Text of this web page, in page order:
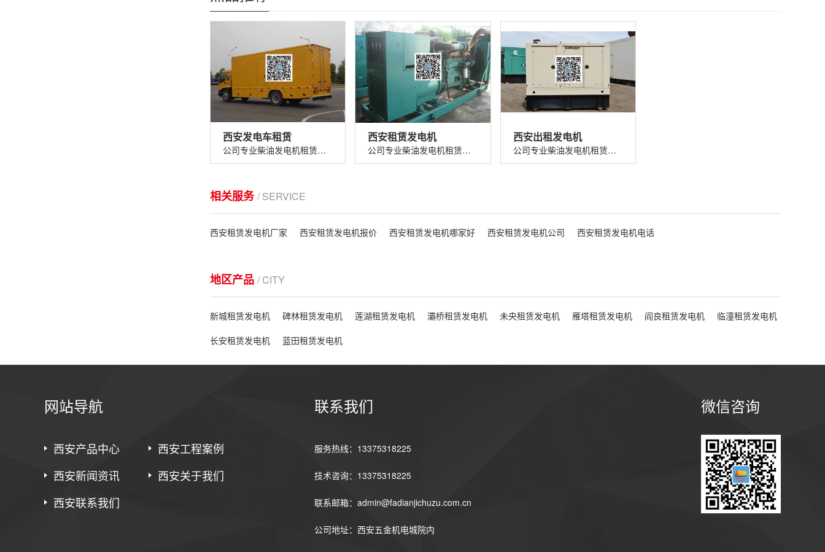
西安发电车租赁
公司专业柴油发电机租赁出租，规格齐全，...
西安租赁发电机
公司专业柴油发电机租赁出租，规格齐全，...
西安出租发电机
公司专业柴油发电机租赁出租，规格齐全，...
相关服务/ SERVICE
西安租赁发电机厂家 西安租赁发电机报价 西安租赁发电机哪家好 西安租赁发电机公司 西安租赁发电机电话
地区产品 / CITY
新城租赁发电机 碑林租赁发电机 莲湖租赁发电机 灞桥租赁发电机 未央租赁发电机 雁塔租赁发电机 阎良租赁发电机
临潼租赁发电机
长安租赁发电机
蓝田租赁发电机
网站导航
西安产品中心
西安工程案例
西安新闻资讯
西安关于我们
西安联系我们
联系我们
服务热线：13375318225
技术咨询：13375318225
联系邮箱：admin@fadianjichuzu.com.cn
公司地址：西安五金机电城院内
微信咨询